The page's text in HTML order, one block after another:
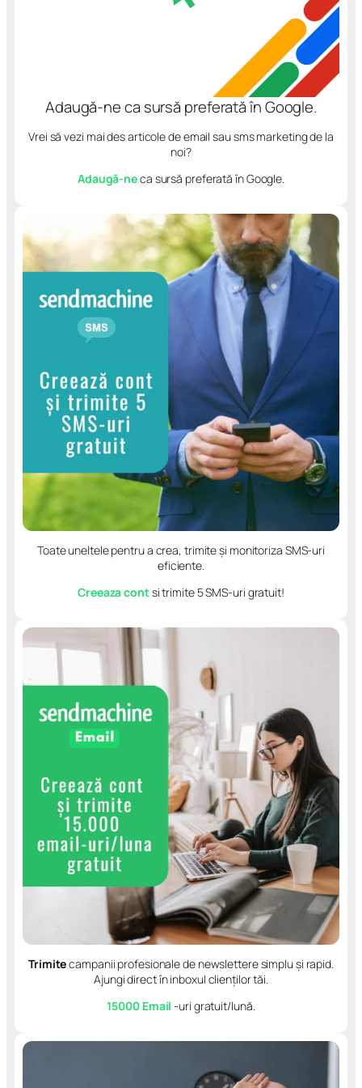
Adaugă-ne ca sursă preferată în Google.
Vrei să vezi mai des articole de email sau sms marketing de la
noi?
Adaugă-neca sursă preferată în Google.
Toate uneltele pentru a crea, trimite și monitoriza SMS-uri
eficiente.
Creeaza contsi trimite 5 SMS-uri gratuit!
Trimitecampanii profesionale de newslettere simplu și rapid.
Ajungi direct în inboxul clienților tăi.
15000 Email-uri gratuit/lună.